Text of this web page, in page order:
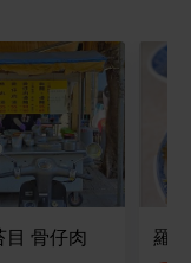
目 骨仔肉 羅